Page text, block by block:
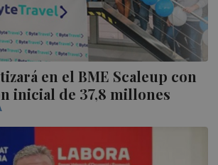
en el BME Scaleup con
inicial de 37,8 millones